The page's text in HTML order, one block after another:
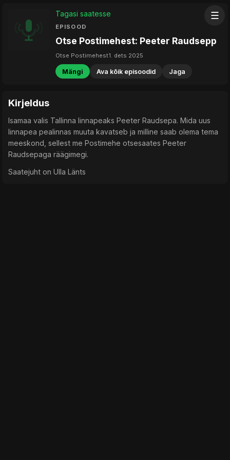
☰
Tagasi saatesse
EPISOOD
Otse Postimehest: Peeter Raudsepp
Otse Postimehest1. dets 2025
Mängi Ava kõik episoodid Jaga
Kirjeldus
Isamaa valis Tallinna linnapeaks Peeter Raudsepa. Mida uus
linnapea pealinnas muuta kavatseb ja milline saab olema tema
meeskond, sellest me Postimehe otsesaates Peeter
Raudsepaga räägimegi.
Saatejuht on Ulla Länts